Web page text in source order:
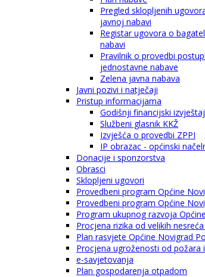
Pregled sklopljenih
javnoj nabavi
Registar ugovora o
nabavi
Pravilnik o provedbi
jednostavne nabave
Zelena javna nabava
Javni pozivi i natječaji
Pristup informacijama
Godišnji financijski
Službeni glasnik KKŽ
Izvješća o provedbi ZPPI
IP obrazac - općinski
Donacije i sponzorstva
Obrasci
Sklopljeni ugovori
Provedbeni program Općine
Provedbeni program Općine
Program ukupnog razvoja
Procjena rizika od velikih
Plan rasvjete Općine Novigrad
Procjena ugroženosti od požara
e-savjetovanja
Plan gospodarenja otpadom